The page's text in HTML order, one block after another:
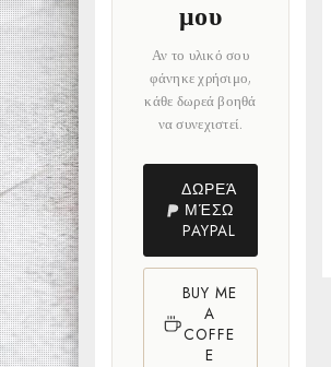
μου
Αν το υλικό σου
φάνηκε χρήσιμο,
κάθε δωρεά βοηθά
να συνεχιστεί.
ΔΩΡΕΆ
ΜΈΣΩ
PAYPAL
BUY ME
A
COFFE
E